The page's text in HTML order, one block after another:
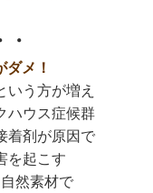
メ！
いう方が増え
ハウス症候群
着剤が原因で
を起こす
然素材で